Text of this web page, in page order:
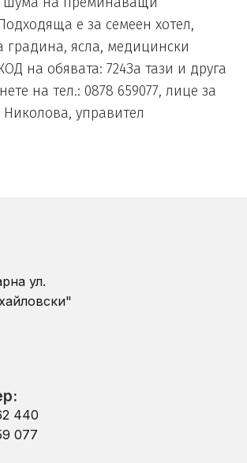
е за семеен хотел,
градина, ясла, медицински
на обявата: 724За тази и друга
на тел.: 0878 659077, лице за
Николова, управител
ул.
440
077